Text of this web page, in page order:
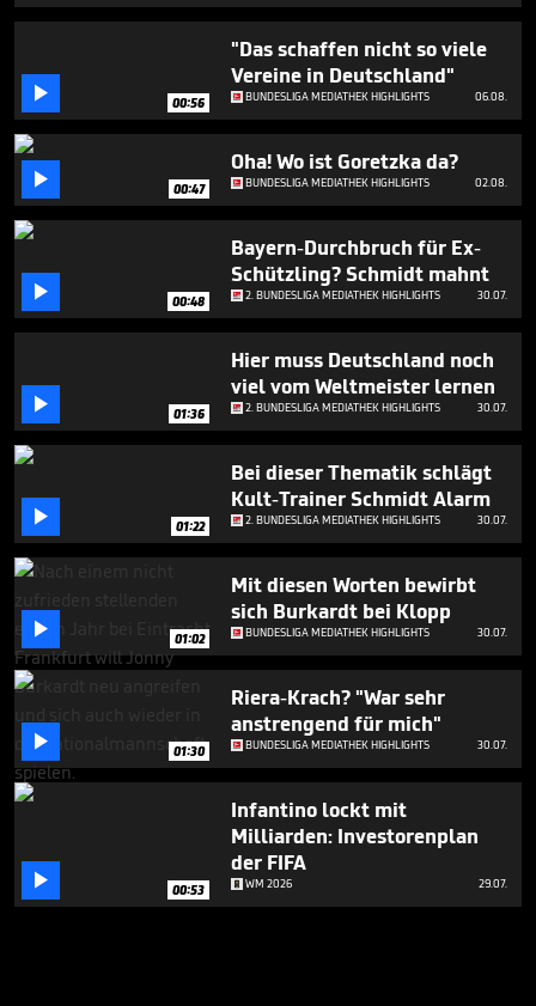
 00:56
"Das schaffen nicht so viele
Vereine in Deutschland"
BUNDESLIGA MEDIATHEK HIGHLIGHTS 06.08.
 00:47
Oha! Wo ist Goretzka da?
BUNDESLIGA MEDIATHEK HIGHLIGHTS 02.08.
 00:48
Bayern-Durchbruch für Ex-
Schützling? Schmidt mahnt
2. BUNDESLIGA MEDIATHEK HIGHLIGHTS 30.07.
 01:36
Hier muss Deutschland noch
viel vom Weltmeister lernen
2. BUNDESLIGA MEDIATHEK HIGHLIGHTS 30.07.
 01:22
Bei dieser Thematik schlägt
Kult-Trainer Schmidt Alarm
2. BUNDESLIGA MEDIATHEK HIGHLIGHTS 30.07.
 01:02
Mit diesen Worten bewirbt
sich Burkardt bei Klopp
BUNDESLIGA MEDIATHEK HIGHLIGHTS 30.07.
 01:30
Riera-Krach? "War sehr
anstrengend für mich"
BUNDESLIGA MEDIATHEK HIGHLIGHTS 30.07.
 00:53
Infantino lockt mit
Milliarden: Investorenplan
der FIFA
WM 2026 29.07.